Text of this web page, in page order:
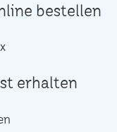
bestellen
erhalten